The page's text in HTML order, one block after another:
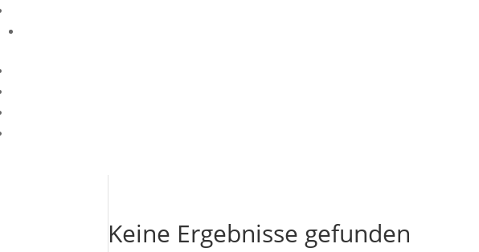
Keine Ergebnisse gefunden